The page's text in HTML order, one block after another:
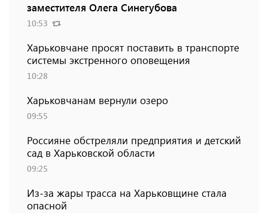
заместителя Олега Синегубова
10:53
Харьковчане просят поставить в транспорте
системы экстренного оповещения
10:28
Харьковчанам вернули озеро
09:55
Россияне обстреляли предприятия и детский
сад в Харьковской области
09:25
Из-за жары трасса на Харьковщине стала
опасной